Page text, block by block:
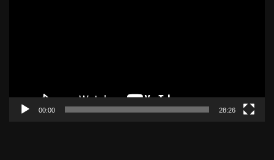
00:00 28:26